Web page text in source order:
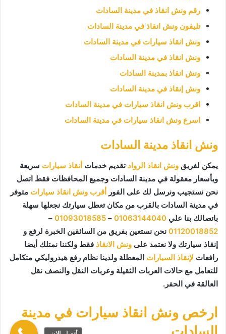
رقم ونش انقاذ في مدينة السادات
تليفون ونش انقاذ في مدينة السادات
ونش انقاذ سيارات في مدينة السادات
ونش انقاذ في مدينة السادات
ونش انقاذ بمدينة السادات
ونش إنقاذ في مدينة السادات
اقرب ونش انقاذ سيارات في مدينة السادات
اسرع ونش انقاذ سيارات في مدينة السادات
ونش انقاذ مدينة السادات
يمكن لفريق ونش انقاذ الرواد تقديم خدمات أنقاذ سيارات سريعة
وبأسعار معقولة في مدينة السادات وجميع المحافظات فقط اتصل
نحن نستجيب ونرسل لك على الفور أقرب ونش انقاذ سيارات متوفر
في مدينة السادات بالقرب من مكان تعطل سيارتك نجعلها سهلة
باتصالك بنا علي 01063144040
–
01093018585
–
01120018852 نحن نستعين بفريق من السائقين الخبرة لرفع و
إنقاذ سيارتك ولا نعتمد على ونش الانقاذ فقط ولكننا نمتلك أيضا
رافعات لإنقاذ السيارات المعطلة ولدينا نظام رفع هيدروليكي متكامل
للتعامل مع حالات العربات الثقيلة وعربات النقل والنصف نقل
العالقة في الحفر.
ارخص ونش انقاذ سيارات في مدينة